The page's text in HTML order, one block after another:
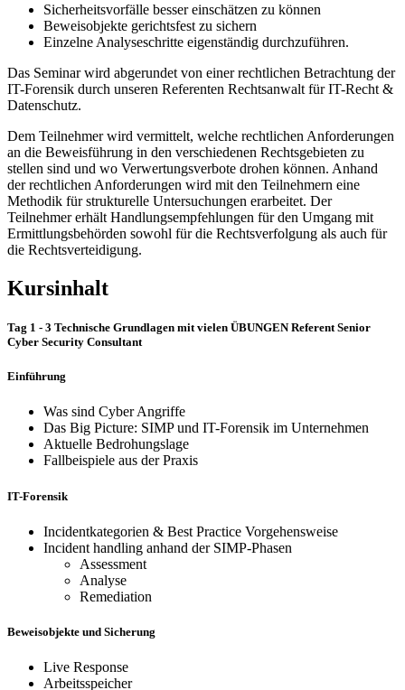
Sicherheitsvorfälle besser einschätzen zu können
Beweisobjekte gerichtsfest zu sichern
Einzelne Analyseschritte eigenständig durchzuführen.
Das Seminar wird abgerundet von einer rechtlichen Betrachtung der
IT-Forensik durch unseren Referenten Rechtsanwalt für IT-Recht &
Datenschutz.
Dem Teilnehmer wird vermittelt, welche rechtlichen Anforderungen
an die Beweisführung in den verschiedenen Rechtsgebieten zu
stellen sind und wo Verwertungsverbote drohen können. Anhand
der rechtlichen Anforderungen wird mit den Teilnehmern eine
Methodik für strukturelle Untersuchungen erarbeitet. Der
Teilnehmer erhält Handlungsempfehlungen für den Umgang mit
Ermittlungsbehörden sowohl für die Rechtsverfolgung als auch für
die Rechtsverteidigung.
Kursinhalt
Tag 1 - 3 Technische Grundlagen mit vielen ÜBUNGEN Referent Senior
Cyber Security Consultant
Einführung
Was sind Cyber Angriffe
Das Big Picture: SIMP und IT-Forensik im Unternehmen
Aktuelle Bedrohungslage
Fallbeispiele aus der Praxis
IT-Forensik
Incidentkategorien & Best Practice Vorgehensweise
Incident handling anhand der SIMP-Phasen
Assessment
Analyse
Remediation
Beweisobjekte und Sicherung
Live Response
Arbeitsspeicher